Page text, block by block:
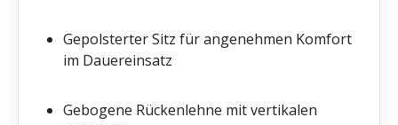
Gepolsterter Sitz für angenehmen Komfort
im Dauereinsatz
Gebogene Rückenlehne mit vertikalen